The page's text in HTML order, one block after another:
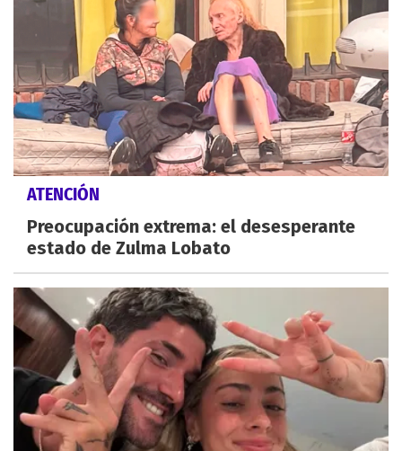
ATENCIÓN
Preocupación extrema: el desesperante
estado de Zulma Lobato